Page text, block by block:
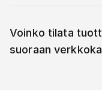
Voinko tilata
suoraan